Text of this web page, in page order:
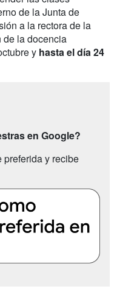
de la Junta de
a la rectora de la
de la docencia
y hasta el día 24
en Google?
preferida y recibe